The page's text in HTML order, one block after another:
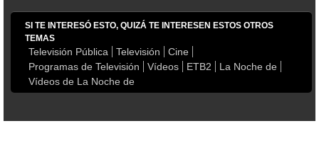
SI TE INTERESÓ ESTO, QUIZÁ TE INTERESEN ESTOS OTROS
TEMAS
Televisión Pública Televisión
Cine
Programas de Televisión
Vídeos ETB2
La Noche de
Vídeos de La Noche de